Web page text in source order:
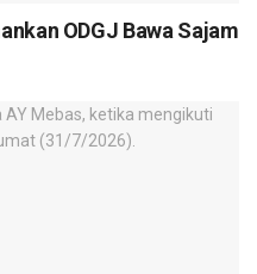
ODGJ Bawa Sajam